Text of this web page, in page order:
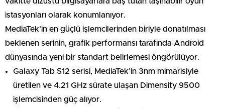
istasyonları olarak konumlanıyor.
MediaTek’in en güçlü işlemcilerinden biriyle donatılması
beklenen serinin, grafik performansı tarafında Android
dünyasında yeni bir standart belirlemesi öngörülüyor.
Galaxy Tab S12 serisi, MediaTek’in 3nm mimarisiyle
üretilen ve 4.21 GHz sürate ulaşan Dimensity 9500
işlemcisinden güç alıyor.